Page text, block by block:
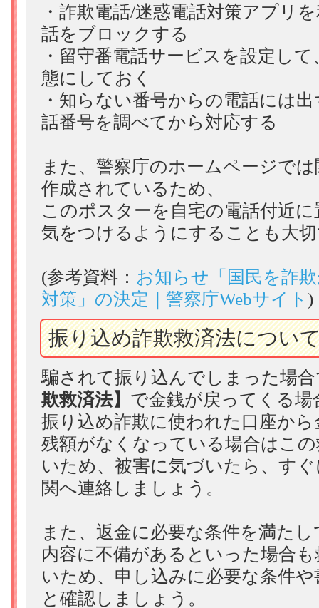
・詐欺電話/迷惑電話対策アプリ
話をブロックする
・留守番電話サービスを設定し
態にしておく
・知らない番号からの電話には
話番号を調べてから対応する
また、警察庁のホームページで
作成されているため、
このポスターを自宅の電話付近
気をつけるようにすることも大
(参考資料： お知らせ「国民を詐
対策」の決定｜警察庁Webサイト )
振り込め詐欺救済法につい
騙されて振り込んでしまった場
欺救済法】 で金銭が戻ってくる
振り込め詐欺に使われた口座か
残額がなくなっている場合はこ
いため、被害に気づいたら、す
関へ連絡しましょう。
また、返金に必要な条件を満た
内容に不備があるといった場合
いため、申し込みに必要な条件
と確認しましょう。